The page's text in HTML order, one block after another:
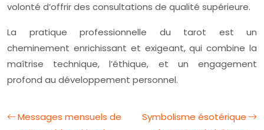
volonté d’offrir des consultations de qualité supérieure.
La pratique professionnelle du tarot est un
cheminement enrichissant et exigeant, qui combine la
maîtrise technique, l’éthique, et un engagement
profond au développement personnel.
Messages mensuels de
Symbolisme ésotérique